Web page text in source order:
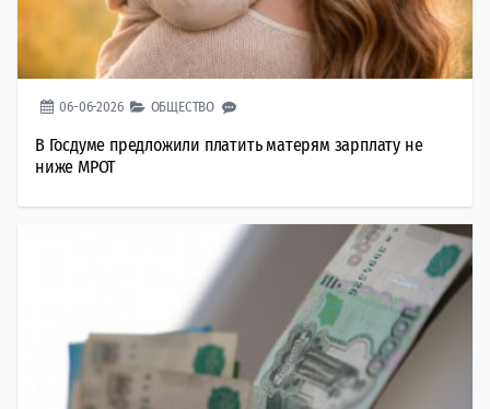
06-06-2026 ОБЩЕСТВО
В Госдуме предложили платить матерям зарплату не
ниже МРОТ